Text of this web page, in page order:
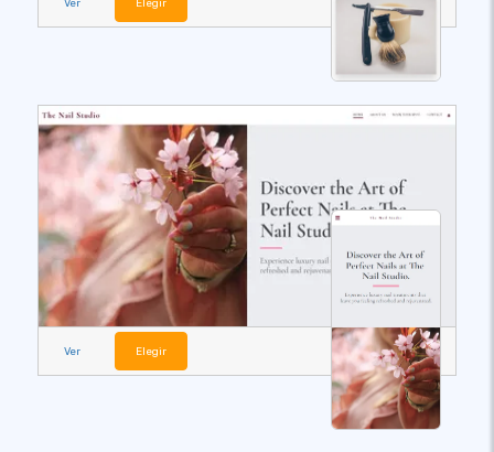
Ver Elegir
Ver Elegir